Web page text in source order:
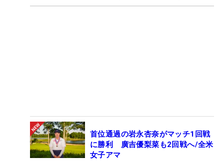
首位通過の岩永杏奈がマッチ1回戦
に勝利 廣吉優梨菜も2回戦へ/全米
女子アマ